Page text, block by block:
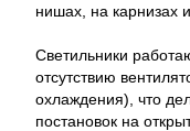
нишах, на карнизах и
Светильники
отсутствию
охлаждения), что
постановок на